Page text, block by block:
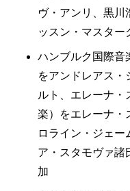
ヴ・アンリ、黒川
ッスン・マスター
ハンブルク国際音
をアンドレアス・
ルト、エレーナ・
楽）をエレーナ・
ロライン・ジェ
ア・スタモヴァ諸
加